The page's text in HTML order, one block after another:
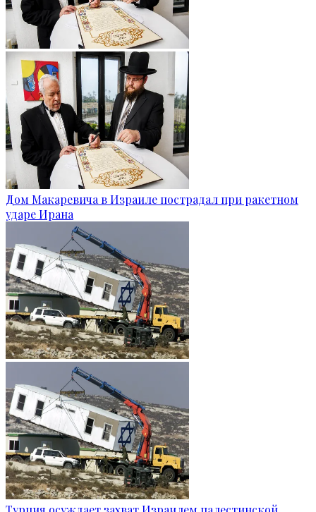
Дом Макаревича в Израиле пострадал при ракетном
ударе Ирана